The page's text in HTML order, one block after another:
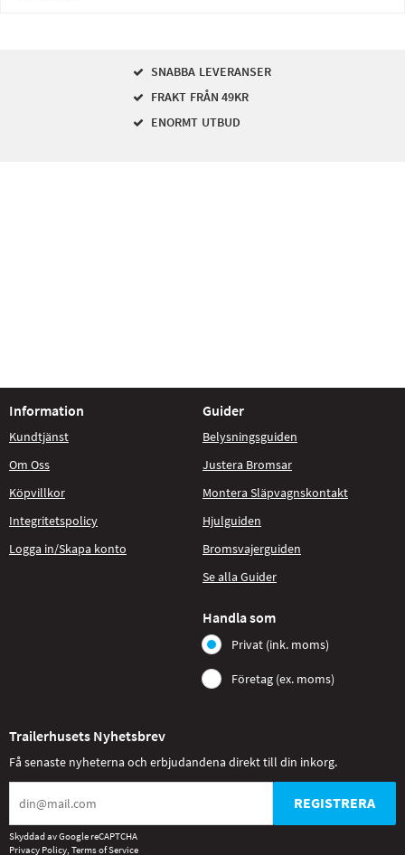
SNABBA LEVERANSER
FRAKT FRÅN 49KR
ENORMT UTBUD
Information
Kundtjänst
Om Oss
Köpvillkor
Integritetspolicy
Logga in/Skapa konto
Guider
Belysningsguiden
Justera Bromsar
Montera Släpvagnskontakt
Hjulguiden
Bromsvajerguiden
Se alla Guider
Handla som
Privat (ink. moms)
Företag (ex. moms)
Trailerhusets Nyhetsbrev
Få senaste nyheterna och erbjudandena direkt till din inkorg.
REGISTRERA
Skyddad av Google reCAPTCHA
Privacy Policy Terms of Service